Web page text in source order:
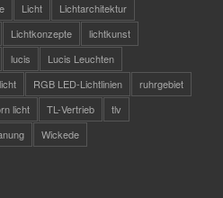
Licht
Lichtarchitektur
Lichtkonzepte
lichtkunst
lucis
Lucis Leuchten
RGB LED-Lichtlinien
ruhrgebiet
licht TL-Vertrieb
tlv
Wickede